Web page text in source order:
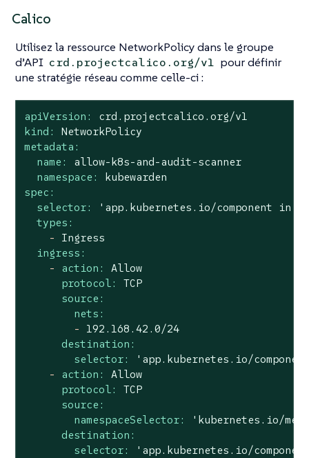
Calico
Utilisez la ressource NetworkPolicy dans le groupe
d’API crd.projectcalico.org/v1 pour définir
une stratégie réseau comme celle-ci :
apiVersion:
crd.projectcalico.org/v1
kind:
NetworkPolicy
metadata:
name:
allow-k8s-and-audit-scanner
namespace:
kubewarden
spec:
selector:
'app.kubernetes.io/component
types:
-
Ingress
ingress:
-
action:
Allow
protocol:
TCP
source:
nets:
-
192.168 .42 .0/24
destination:
selector:
'app.kubernetes.io/
-
action:
Allow
protocol:
TCP
source:
namespaceSelector:
'kubernetes.io/
destination:
selector:
'app.kubernetes.io/